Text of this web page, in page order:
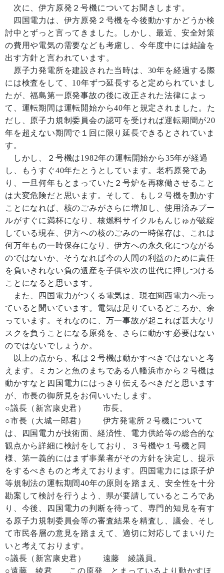
次に、伊方原発２号機についてお聞きします。
四国電力は、伊方原発２号機を今後動かすかどうか検
討中とずっと言ってきました。しかし、最近、安全対策
の費用や電気の需要なども考慮し、今年度中には結論を
出す方針と言われています。
原子力発電所を建設された当時は、30年を経過する際
には検査をして、10年ずつ延長すると定められていまし
たが、福島第一原発事故の後に改正された法律によっ
て、運転期間は運転開始から40年と規定されました。た
だし、原子力規制委員会の認可を受ければ運転期間が20
年を超えない期間で１回に限り延長できるとされていま
す。
しかし、２号機は1982年の運転開始から35年が経過
し、もうすぐ40年たとうとしています。老朽原発であ
り、一旦何年もとまっていた２号炉を再稼働させること
は大変危険だと思います。そして、もし２号機を動かす
ことになれば、核のごみがさらに増加し、使用済みプー
ルがすぐに満杯になり、核燃料サイクルもんじゅが破綻
している現在、伊方への核のごみの一時保存は、これは
何万年もの一時保存になり、伊方への永久化につながる
のではないか、そうなれば今の人間の利益のために責任
を負いきれない負の遺産を子供や次の世代に押しつける
ことになると思います。
また、四国電力がつくる電気は、現在関西電力へ売っ
ていると聞いています。電気は足りているどころか、余
っています。それなのに、万一事故が起これば甚大なリ
スクを負うことになる原発を、さらに動かす必要はない
のではないでしょうか。
以上の点から、私は２号機は動かすべきではないと考
えます。ミカンと魚のまちである八幡浜市から２号機は
動かすなと四国電力にはっきり伝えるべきだと思います
が、市長の御所見をお伺いいたします。
○議長（新宮康史君） 市長。
○市長（大城一郎君） 伊方発電所２号機について
は、四国電力が技術面、経済性、電力供給等の総合的な
観点から詳細に検討をしており、３号機や１号機と同
様、第一義的にはまず事業者がその方針を決定し、提示
をするべきものと考えております。四国電力には原子炉
等規制法の運転期間40年の原則を踏まえ、安全性を十分
勘案して検討を行うよう、県が要請しているところであ
り、今後、四国電力の判断を待って、専門的知見を有す
る原子力規制委員会等の審査結果を精査し、議会、そし
て市民各層の意見を踏まえて、適切に対応してまいりた
いと考えております。
○議長（新宮康史君） 遠藤 綾議員。
○遠藤 綾君 この原発、とまっているより動かすほ